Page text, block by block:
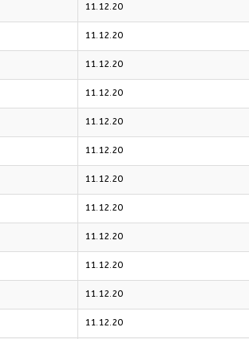
11.12.20
11.12.20
11.12.20
11.12.20
11.12.20
11.12.20
11.12.20
11.12.20
11.12.20
11.12.20
11.12.20
11.12.20